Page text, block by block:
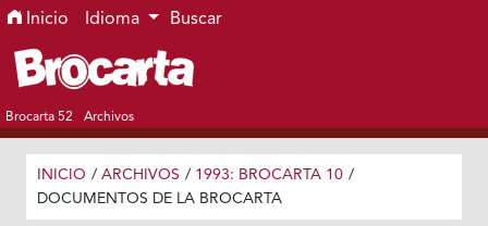
Ir al menú de navegación principal
Ir al contenido principal
Ir al pie de página del sitio
Inicio Idioma Buscar
Brocarta 52 Archivos
INICIO / ARCHIVOS / 1993: BROCARTA 10 /
DOCUMENTOS DE LA BROCARTA